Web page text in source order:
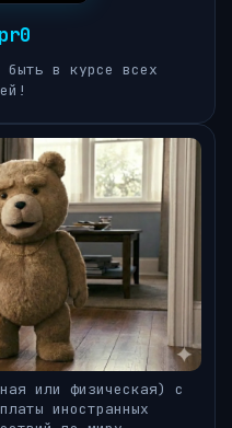
быть в курсе всех
или физическая) с
иностранных